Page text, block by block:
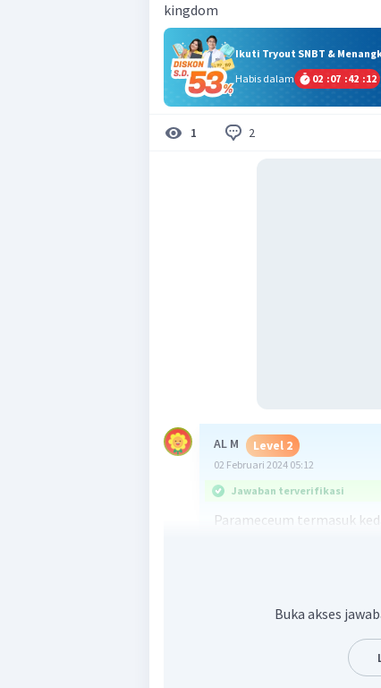
kingdom
Ikuti Tryout SNBT &
Habis dalam
02 :07 :42 :11
1 2
AL M Level 2
02 Februari 2024 05:12
Jawaban terverifikasi
Parameceum termasuk
Buka akses